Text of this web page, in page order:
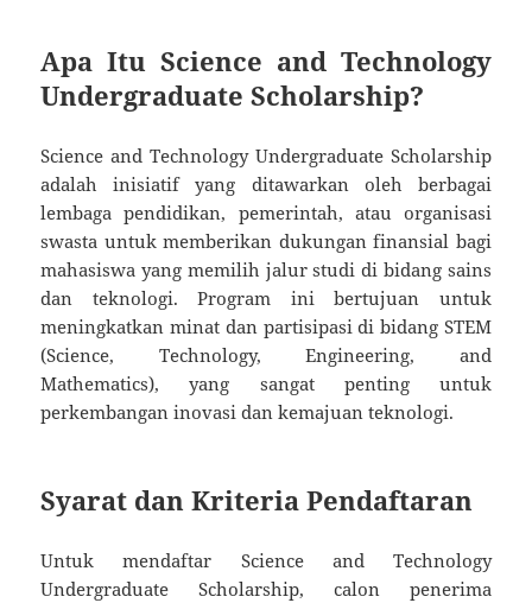
Apa Itu Science and Technology
Undergraduate Scholarship?
Science and Technology Undergraduate Scholarship
adalah inisiatif yang ditawarkan oleh berbagai
lembaga pendidikan, pemerintah, atau organisasi
swasta untuk memberikan dukungan finansial bagi
mahasiswa yang memilih jalur studi di bidang sains
dan teknologi. Program ini bertujuan untuk
meningkatkan minat dan partisipasi di bidang STEM
(Science, Technology, Engineering, and
Mathematics), yang sangat penting untuk
perkembangan inovasi dan kemajuan teknologi.
Syarat dan Kriteria Pendaftaran
Untuk mendaftar Science and Technology
Undergraduate Scholarship, calon penerima